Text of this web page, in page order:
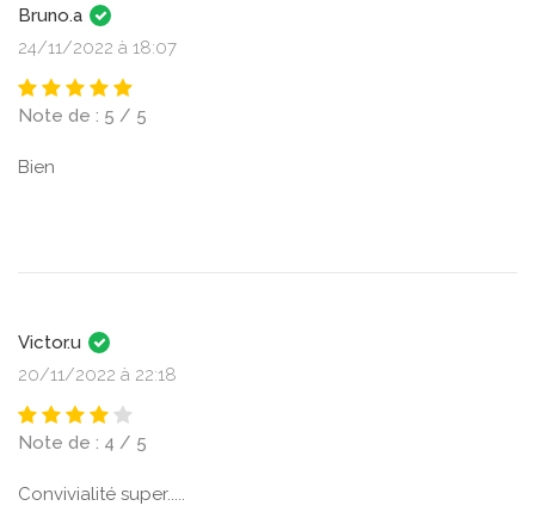
Bruno.a
24/11/2022 à 18:07
Note de : 5 / 5
Bien
Victor.u
20/11/2022 à 22:18
Note de : 4 / 5
Convivialité super.....